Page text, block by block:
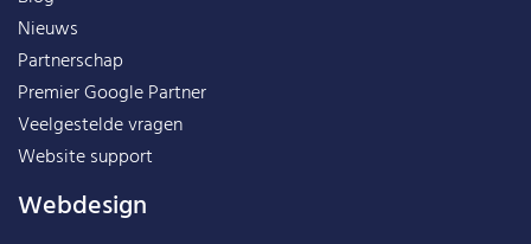
Nieuws
Partnerschap
Premier Google Partner
Veelgestelde vragen
Website support
Webdesign